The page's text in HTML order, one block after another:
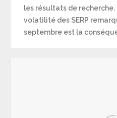
les résultats de
volatilité des SERP
septembre est la